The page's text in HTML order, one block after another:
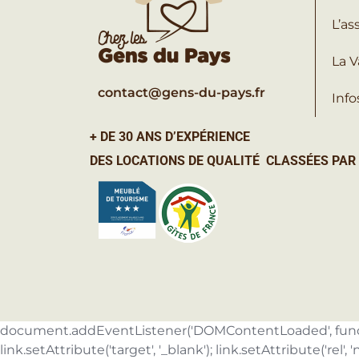
La
contact@gens-du-pays.fr
+ DE 30 ANS D’EXPÉRIENCE
DES LOCATIONS DE QUALITÉ CLASSÉES
document.addEventListener('DOMContentLoaded',
link.setAttribute('target', '_blank'); link.setAttribute('rel',